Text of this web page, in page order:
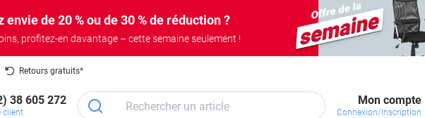
envie de 20 % ou de 30 % de réduction ?
profitez-en davantage – cette semaine seulement !
Retours gratuits*
38 605 272
client
Mon compte
Connexion/Inscription